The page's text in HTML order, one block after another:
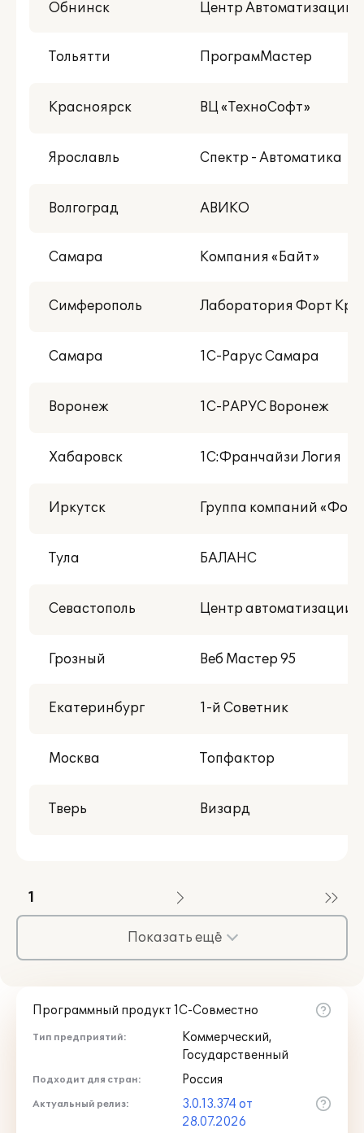
Обнинск Центр Автоматизации
Тольятти ПрограмМастер
Красноярск ВЦ «ТехноСофт»
Ярославль Спектр - Автоматика
Волгоград АВИКО
Самара Компания «Байт»
Симферополь Лаборатория Форт
Самара 1С-Рарус Самара
Воронеж 1С-РАРУС Воронеж
Хабаровск 1C:Франчайзи Логия
Иркутск Группа компаний
Тула БАЛАНС
Севастополь Центр автоматизации
Грозный Веб Мастер 95
Екатеринбург 1-й Советник
Москва Топфактор
Тверь Визард
Показать ещё
1
Программный продукт 1С-Совместно
Тип предприятий:
Коммерческий,
Государственный
Подходит для стран: Россия
Актуальный релиз:
3.0.13.374 от
28.07.2026